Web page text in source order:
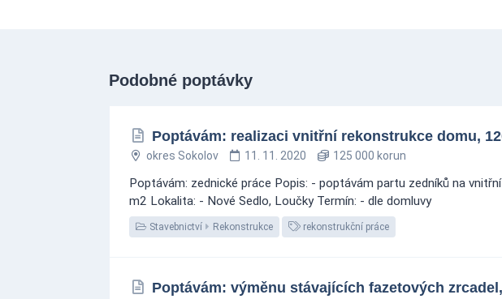
Podobné poptávky
Poptávám: realizaci vnitřní rekonstrukce domu,
okres Sokolov 11. 11. 2020 125 000 korun
Poptávám: zednické práce Popis: - poptávám partu zedníků na
m2 Lokalita: - Nové Sedlo, Loučky Termín: - dle domluvy
Stavebnictví Rekonstrukce rekonstrukční práce
Poptávám: výměnu stávajících fazetových